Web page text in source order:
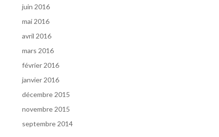
juin 2016
mai 2016
avril 2016
mars 2016
février 2016
janvier 2016
décembre 2015
novembre 2015
septembre 2014